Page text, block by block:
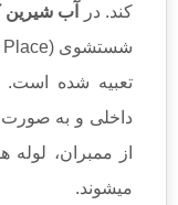
کند. در
آب شیرین کن 25 متر
تعبیه شده است.
داخلی و به صورت
از ممبران،
میشوند.